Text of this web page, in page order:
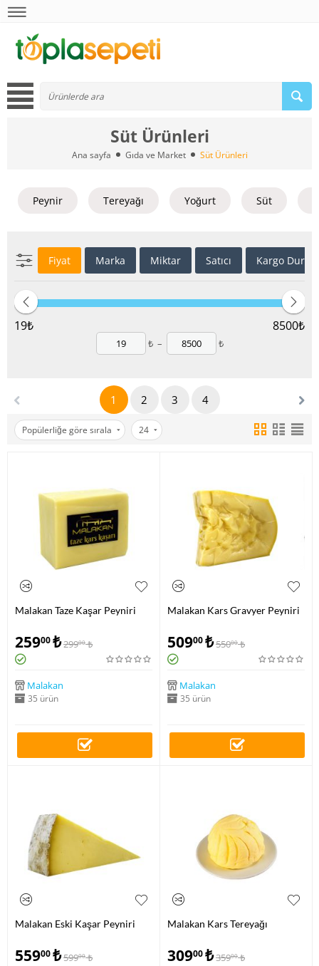
Süt Ürünleri
Ana sayfa Gıda ve Market Süt Ürünleri
Peynir Tereyağı Yoğurt Süt
Fiyat Marka Miktar Satıcı Kargo
19₺ 8500₺
₺ – ₺
1 2 3 4
Popülerliğe göre sırala 24
Malakan Taze Kaşar Peyniri
25900₺29900 ₺
Malakan
35 ürün
Malakan Kars Gravyer Peyniri
50900₺55000 ₺
Malakan
35 ürün
Malakan Eski Kaşar Peyniri
55900₺59900 ₺
Malakan Kars Tereyağı
30900₺35900 ₺